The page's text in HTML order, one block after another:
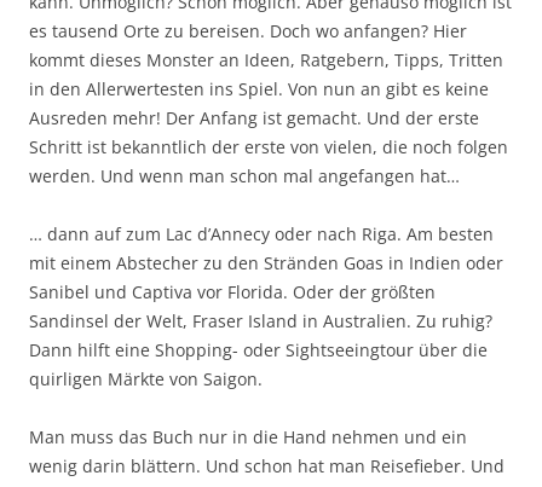
es tausend Orte zu bereisen. Doch wo anfangen? Hier
kommt dieses Monster an Ideen, Ratgebern, Tipps, Tritten
in den Allerwertesten ins Spiel. Von nun an gibt es keine
Ausreden mehr! Der Anfang ist gemacht. Und der erste
Schritt ist bekanntlich der erste von vielen, die noch folgen
werden. Und wenn man schon mal angefangen hat…
… dann auf zum Lac d’Annecy oder nach Riga. Am besten
mit einem Abstecher zu den Stränden Goas in Indien oder
Sanibel und Captiva vor Florida. Oder der größten
Sandinsel der Welt, Fraser Island in Australien. Zu ruhig?
Dann hilft eine Shopping- oder Sightseeingtour über die
quirligen Märkte von Saigon.
Man muss das Buch nur in die Hand nehmen und ein
wenig darin blättern. Und schon hat man Reisefieber. Und